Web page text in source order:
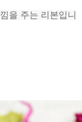
을 주는 리본입니